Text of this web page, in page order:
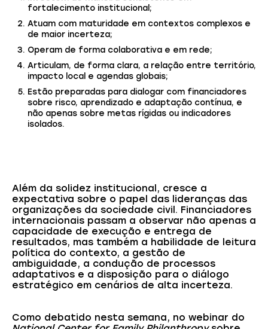
fortalecimento institucional;
Atuam com maturidade em contextos complexos e
de maior incerteza;
Operam de forma colaborativa e em rede;
Articulam, de forma clara, a relação entre território,
impacto local e agendas globais;
Estão preparadas para dialogar com financiadores
sobre risco, aprendizado e adaptação contínua, e
não apenas sobre metas rígidas ou indicadores
isolados.
Além da solidez institucional, cresce a
expectativa sobre o papel das lideranças das
organizações da sociedade civil. Financiadores
internacionais passam a observar não apenas a
capacidade de execução e entrega de
resultados, mas também a habilidade de leitura
política do contexto, a gestão de
ambiguidade, a condução de processos
adaptativos e a disposição para o diálogo
estratégico em cenários de alta incerteza.
Como debatido nesta semana, no webinar do